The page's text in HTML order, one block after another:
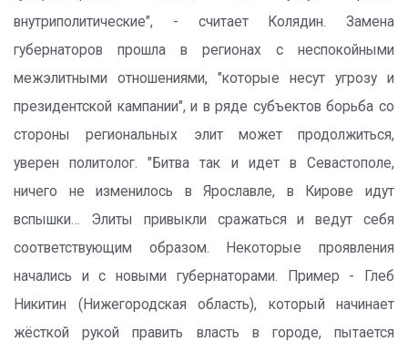
внутриполитические", - считает Колядин. Замена
губернаторов прошла в регионах с неспокойными
межэлитными отношениями, "которые несут угрозу и
президентской кампании", и в ряде субъектов борьба со
стороны региональных элит может продолжиться,
уверен политолог. "Битва так и идет в Севастополе,
ничего не изменилось в Ярославле, в Кирове идут
вспышки… Элиты привыкли сражаться и ведут себя
соответствующим образом. Некоторые проявления
начались и с новыми губернаторами. Пример - Глеб
Никитин (Нижегородская область), который начинает
жёсткой рукой править власть в городе, пытается